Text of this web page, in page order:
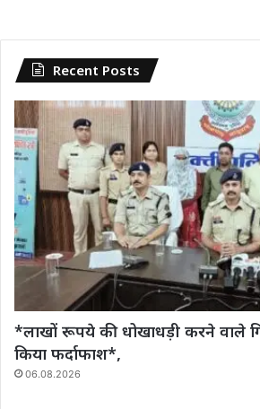
Recent Posts
*लाखों रूपये की धोखाधड़ी करने वाले
किया फर्दाफाश*,
06.08.2026